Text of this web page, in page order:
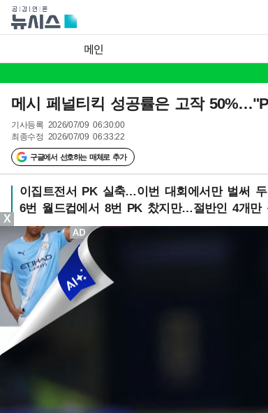
메인
메시 페널티킥 성공률은 고작
기사등록 2026/07/09 06:30:00
최종수정 2026/07/09 06:33:22
구글에서 선호하는 매체로 추가
이집트전서 PK 실축…이번 대회에서만 벌써
6번 월드컵에서 8번 PK 찼지만…절반인 4개만
X